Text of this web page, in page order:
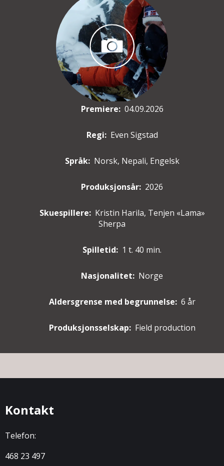
Premiere: 04.09.2026
Regi: Even Sigstad
Språk: Norsk, Nepali, Engelsk
Produksjonsår: 2026
Skuespillere: Kristin Harila, Tenjen «Lama»
Sherpa
Spilletid: 1 t. 40 min.
Nasjonalitet: Norge
Aldersgrense med begrunnelse: 6 år
Produksjonsselskap: Field production
Kontakt
Telefon:
468 23 497